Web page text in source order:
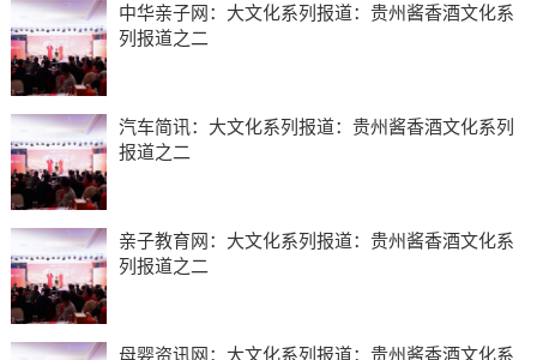
中华亲子网：大文化系列报道：贵州酱香酒文化系
列报道之二
汽车简讯：大文化系列报道：贵州酱香酒文化系列
报道之二
亲子教育网：大文化系列报道：贵州酱香酒文化系
列报道之二
母婴资讯网：大文化系列报道：贵州酱香酒文化系